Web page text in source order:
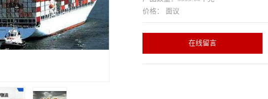
价格： 面议
在线留言